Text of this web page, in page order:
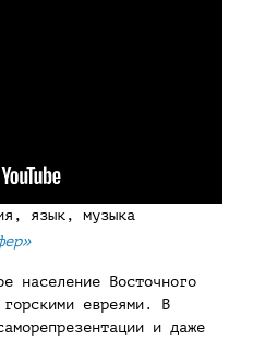
язык, музыка
население Восточного
горскими евреями. В
и даже